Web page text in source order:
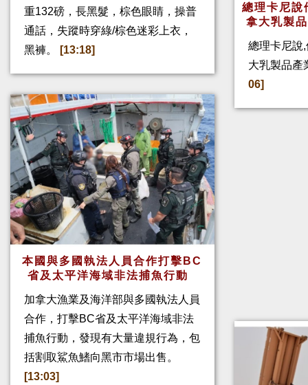
重132磅，長黑髮，棕色眼睛，操普
通話，失蹤時穿綠/棕色迷彩上衣，
黑褲。
[13:18]
本國與多國執法人員合作打擊BC
省及太平洋海域非法捕魚行動
加拿大漁業及海洋部與多國執法人員
合作，打擊BC省及太平洋海域非法
捕魚行動，發現有大量違規行為，包
括割取鯊魚鰭向黑市市場出售。
[13:03]
總理卡尼
拿大乳製
總理卡尼說
大乳製品產
06]